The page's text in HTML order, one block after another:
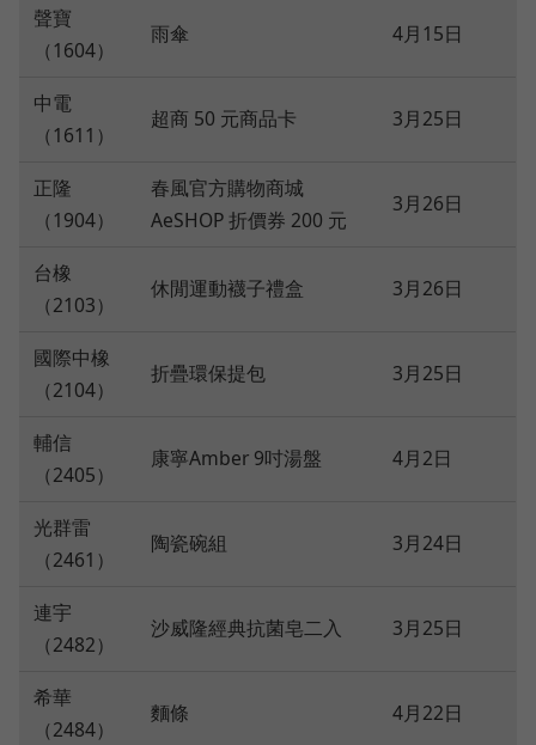
聲寶
（1604）
雨傘 4月15日
中電
（1611）
超商 50 元商品卡 3月25日
正隆
（1904）
春風官方購物商城
AeSHOP 折價券 200 元
3月26日
台橡
（2103）
休閒運動襪子禮盒 3月26日
國際中橡
（2104）
折疊環保提包 3月25日
輔信
（2405）
康寧Amber 9吋湯盤 4月2日
光群雷
（2461）
陶瓷碗組 3月24日
連宇
（2482）
沙威隆經典抗菌皂二入 3月25日
希華
（2484）
麵條 4月22日